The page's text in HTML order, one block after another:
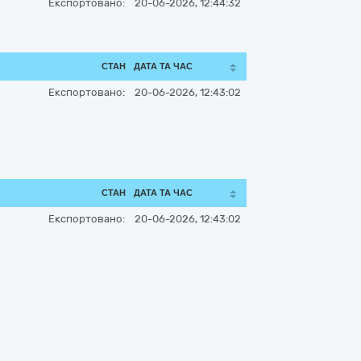
Експортовано: 20-06-2026, 12:44:32
СТАН ДАТА ТА ЧАС
Експортовано: 20-06-2026, 12:43:02
СТАН ДАТА ТА ЧАС
Експортовано: 20-06-2026, 12:43:02